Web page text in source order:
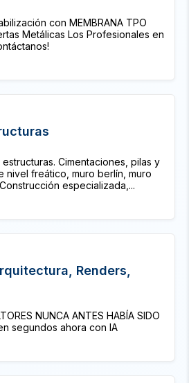
con MEMBRANA TPO
Metálicas Los Profesionales en
Cimentaciones, pilas y
nivel freático, muro berlín, muro
especializada,...
Renders,
NUNCA ANTES HABÍA SIDO
segundos ahora con IA